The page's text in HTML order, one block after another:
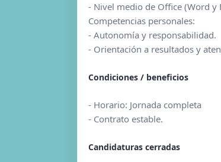
- Nivel medio de Office (Word y
Competencias personales:
- Autonomía y responsabilidad.
- Orientación a resultados y
Condiciones / beneficios
- Horario: Jornada completa
- Contrato estable.
Candidaturas cerradas